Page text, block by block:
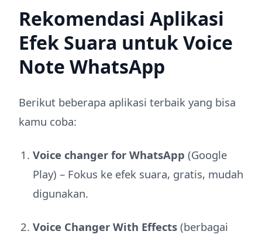
Rekomendasi Aplikasi
Efek Suara untuk Voice
Note WhatsApp
Berikut beberapa aplikasi terbaik yang bisa
kamu coba:
Voice changer for WhatsApp (Google
Play) – Fokus ke efek suara, gratis, mudah
digunakan.
Voice Changer With Effects (berbagai